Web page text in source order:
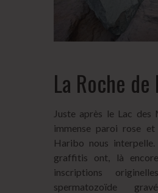
La Roche de
Juste après le Lac des
immense paroi rose
Haribo nous
graffitis ont, là
inscriptions
spermatozoïde